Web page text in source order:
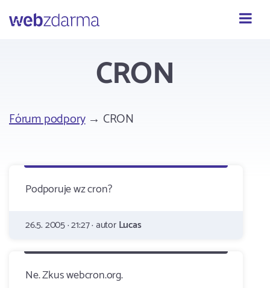
Webzdarma
CRON
Fórum podpory→ CRON
Podporuje wz cron?
26.5. 2005 · 21:27 · autorLucas
Ne. Zkus webcron.org.